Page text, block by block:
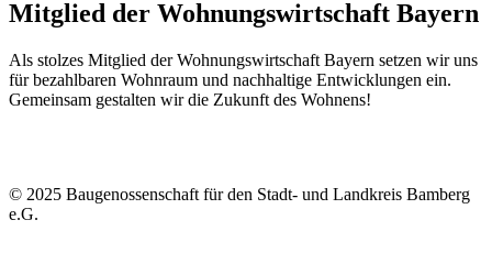
Mitglied der Wohnungswirtschaft Bayern
Als stolzes Mitglied der Wohnungswirtschaft Bayern setzen wir uns
für bezahlbaren Wohnraum und nachhaltige Entwicklungen ein.
Gemeinsam gestalten wir die Zukunft des Wohnens!
© 2025 Baugenossenschaft für den Stadt- und Landkreis Bamberg
e.G.